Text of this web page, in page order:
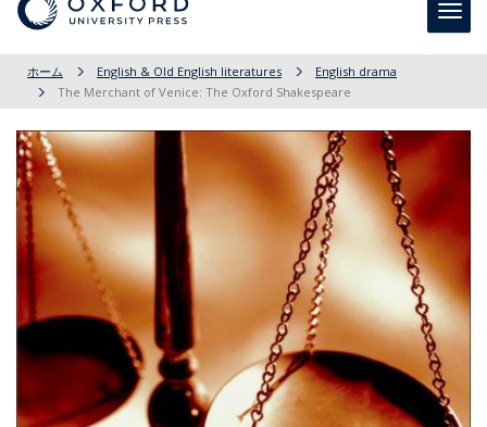
ホーム English & Old English literatures
English drama
The Merchant of Venice: The Oxford Shakespeare